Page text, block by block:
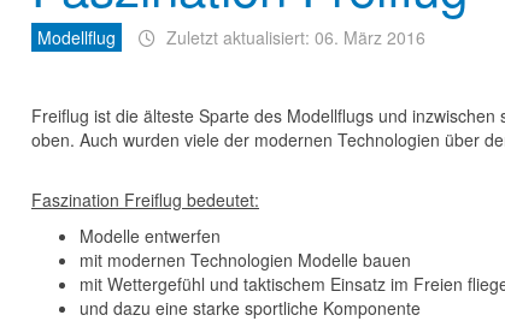
Modellflug Zuletzt aktualisiert: 06. März 2016
Freiflug ist die älteste Sparte des Modellflugs und
oben. Auch wurden viele der modernen Technologien über
Faszination Freiflug bedeutet:
Modelle entwerfen
mit modernen Technologien Modelle bauen
mit Wettergefühl und taktischem Einsatz im Freien
und dazu eine starke sportliche Komponente